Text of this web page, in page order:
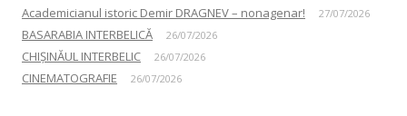
Academicianul istoric Demir DRAGNEV – nonagenar! 27/07/2026
BASARABIA INTERBELICĂ 26/07/2026
CHIȘINĂUL INTERBELIC 26/07/2026
CINEMATOGRAFIE 26/07/2026